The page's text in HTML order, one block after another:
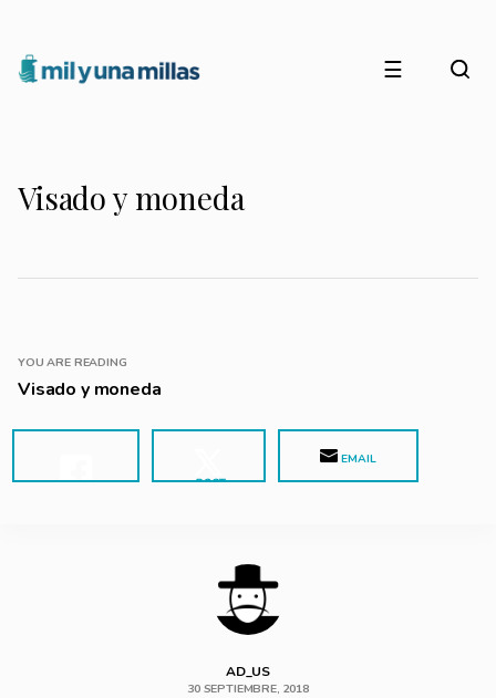
☰
Visado y moneda
YOU ARE READING
Visado y moneda
POST
EMAIL
AD_US
30 SEPTIEMBRE, 2018